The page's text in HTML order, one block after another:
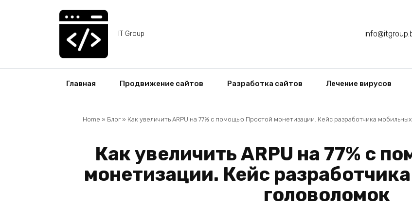
IT Group
Главная Продвижение сайтов Разработка сайтов Лечение вирусов
Home » Блог» Как увеличить ARPU на 77% с помощью Простой монетизации. Кейс разработчика
Как увеличить ARPU на 77% с
монетизации. Кейс
головоломок